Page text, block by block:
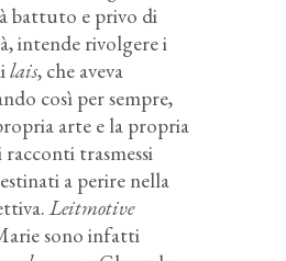
battuto e privo di
intende rivolgere i
lais, che aveva
così per sempre,
arte e la propria
trasmessi
a perire nella
Leitmotive
sono infatti